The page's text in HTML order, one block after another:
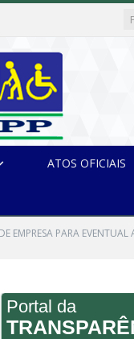
ATOS OFICIAIS
EMPRESA PARA EVENTUAL
Portal da